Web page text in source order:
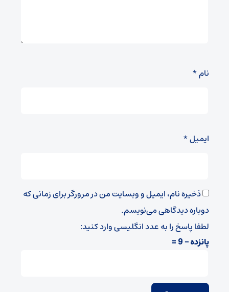
نام*
ایمیل*
ذخیره نام، ایمیل و وبسایت من در مرورگر برای زمانی که
دوباره دیدگاهی می‌نویسم.
لطفا پاسخ را به عدد انگلیسی وارد کنید:
پانزده − 9 =